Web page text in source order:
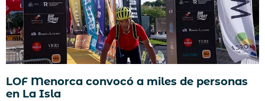
LOF Menorca convocó a miles de personas
en La Isla